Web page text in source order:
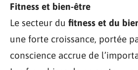
Fitness et bien-être
Le secteur du fitness et du
une forte croissance, portée
conscience accrue de